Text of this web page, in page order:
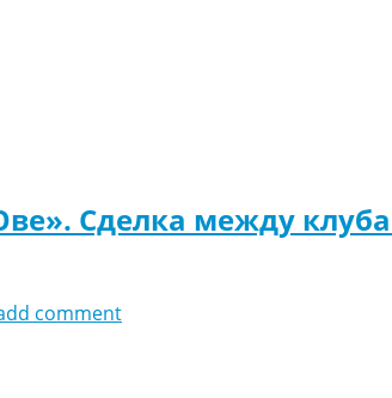
Сделка между
comment